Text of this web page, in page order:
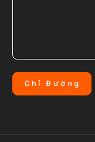
C hỉ Đ ườ ng